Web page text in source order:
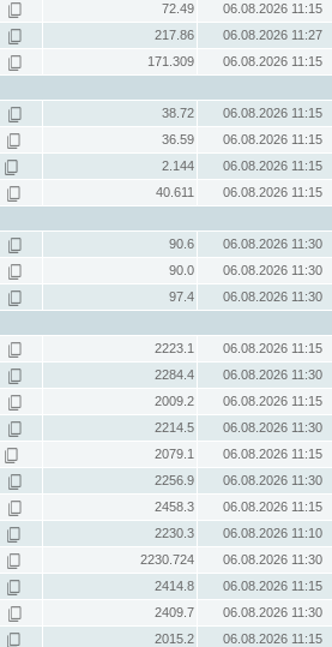
72.49
06.08.2026 11:15
217.86
06.08.2026 11:27
171.309
06.08.2026 11:15
38.72
06.08.2026 11:15
36.59
06.08.2026 11:15
2.144
06.08.2026 11:15
40.611
06.08.2026 11:15
90.6
06.08.2026 11:30
90.0
06.08.2026 11:30
97.4
06.08.2026 11:30
2223.1
06.08.2026 11:15
2284.4
06.08.2026 11:30
2009.2
06.08.2026 11:15
2214.5
06.08.2026 11:30
2079.1
06.08.2026 11:15
2256.9
06.08.2026 11:30
2458.3
06.08.2026 11:15
2230.3
06.08.2026 11:10
2230.724
06.08.2026 11:30
2414.8
06.08.2026 11:15
2409.7
06.08.2026 11:30
2015.2
06.08.2026 11:15